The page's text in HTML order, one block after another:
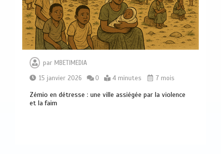
par MBETIMEDIA
15 janvier 2026
0 4 minutes 7 mois
Zémio en détresse : une ville assiégée par la violence
et la faim
Bangui: dernier hommage à El Hadj
Balla Dodo, ancien maire du 3ᵉ
arrondissement
0 4 minutes
Le gouvernement centrafricain valide le